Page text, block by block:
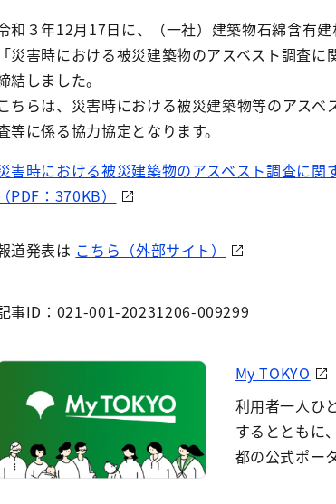
和３年12月17日に、（一社）建築物石綿含有
「災害時における被災建築物のアスベスト調査に
結しました。
ちらは、災害時における被災建築物等のアスベ
等に係る協力協定となります。
害時における被災建築物のアスベスト調査に関
（PDF：370KB）
道発表は こちら（外部サイト）
事ID：021-001-20231206-009299
My TOKYO
利用者一人ひ
するとともに
都の公式ポー